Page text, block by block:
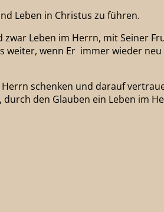
Leben in Christus zu führen.
Leben im Herrn, mit Seiner
wenn Er immer wieder
schenken und darauf
den Glauben ein Leben im